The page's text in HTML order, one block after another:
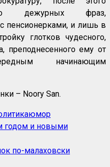
дежурных фраз,
пенсионерками, и лишь в
глотков чудесного,
преподнесенного ему от
начинающим
– Noory San.
юмор
годом и новыми
по-малаховски